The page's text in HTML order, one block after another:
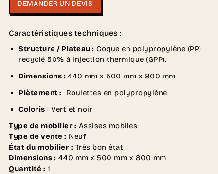
DEMANDER UN DEVIS
Caractéristiques techniques :
Structure / Plateau : Coque en polypropylène (PP)
recyclé 50% à injection thermique (GPP).
Dimensions : 440 mm x 500 mm x 800 mm
Piètement : Roulettes en polypropylène
Coloris : Vert et noir
Type de mobilier : Assises mobiles
Type de vente : Neuf
État du mobilier : Très bon état
Dimensions : 440 mm x 500 mm x 800 mm
Quantité : 1